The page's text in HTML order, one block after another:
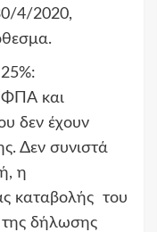
4/2020,
ΦΠΑ και
δεν έχουν
Δεν συνιστά
η
καταβολής του
δήλωσης